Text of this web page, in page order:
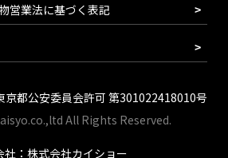
営業法に基づく表記
京都公安委員会許可 第301022418010号
All Rights Reserved.
社：株式会社カイショー